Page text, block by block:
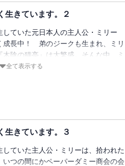
々自適なチートライフは全部が順調
で話題沸騰中の人気作、待望の書籍
とに編集しています。
生きています。２
していた元日本人の主人公・ミリー
成長中！ 弟のジークも生まれ、ミリ
陰の猫亭』は大繁盛。そんな中、ミ
ペーパーダミー商会の会頭になってい
、マカロン、カレー、そしてついに
成り上がりは今回も絶好調！ ※電
ています。
全て表示する
生きています。３
していた主人公・ミリーは、拾われた
つの間にかペーパーダミー商会の会